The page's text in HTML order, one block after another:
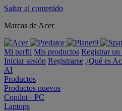
Saltar al contenido
Marcas de Acer
Mi perfil Mis productos Registrar
Iniciar sesión Registrarse ¿Qué es
AI
Productos
Productos nuevos
Copilot+ PC
Laptops